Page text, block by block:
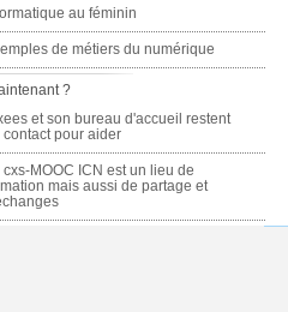
au féminin
de métiers du numérique
?
et son bureau d'accueil restent
contact pour aider
cxs-MOOC ICN est un lieu de
mais aussi de partage et